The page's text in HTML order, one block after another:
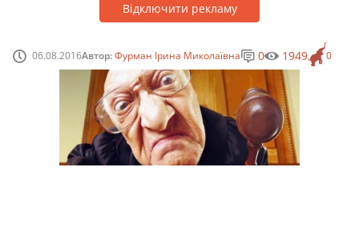
Відключити рекламу
06.08.2016Автор:Фурман Ірина Миколаївна 0
0 1949